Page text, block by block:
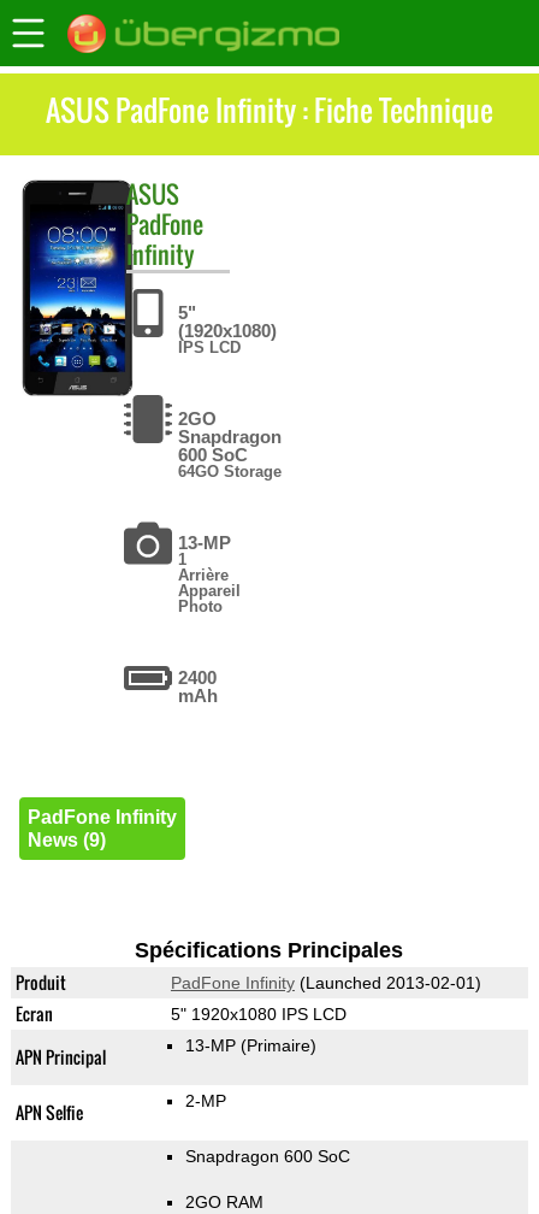
ASUS PadFone Infinity : Fiche Technique
ASUS
PadFone
Infinity
5"
(1920x1080)
IPS LCD
2GO
Snapdragon
600 SoC
64GO Storage
13-MP
1
Arrière
Appareil
Photo
2400
mAh
PadFone Infinity
News (9)
Spécifications Principales
Produit PadFone Infinity(Launched 2013-02-01)
Ecran 5" 1920x1080 IPS LCD
APN Principal 13-MP (Primaire)
APN Selfie 2-MP
Snapdragon 600 SoC
2GO RAM